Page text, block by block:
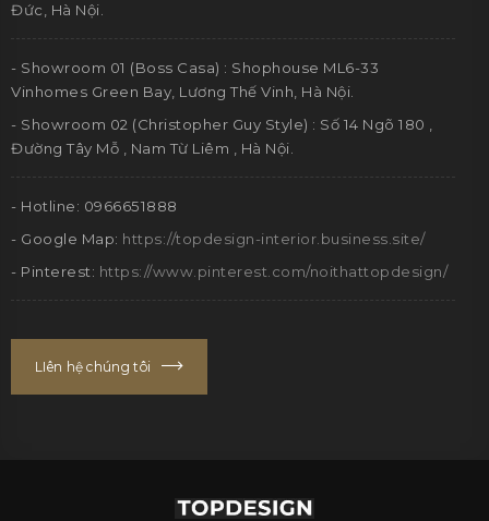
Đức, Hà Nội.
- Showroom 01 (Boss Casa) : Shophouse ML6-33
Vinhomes Green Bay, Lương Thế Vinh, Hà Nội.
- Showroom 02 (Christopher Guy Style) : Số 14 Ngõ 180 ,
Đường Tây Mỗ , Nam Từ Liêm , Hà Nội.
- Hotline: 0966651888
- Google Map: https://topdesign-interior.business.site/
- Pinterest: https://www.pinterest.com/noithattopdesign/
LIên hệ chúng tôi